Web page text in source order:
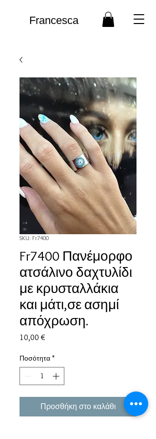
Francesca
SKU: Fr7400
Fr7400 Πανέμορφο
ατσάλινο δαχτυλίδι
με κρυσταλλάκια
και μάτι,σε ασημί
απόχρωση.
10,00 €
Ποσότητα *
Προσθήκη στο καλάθι